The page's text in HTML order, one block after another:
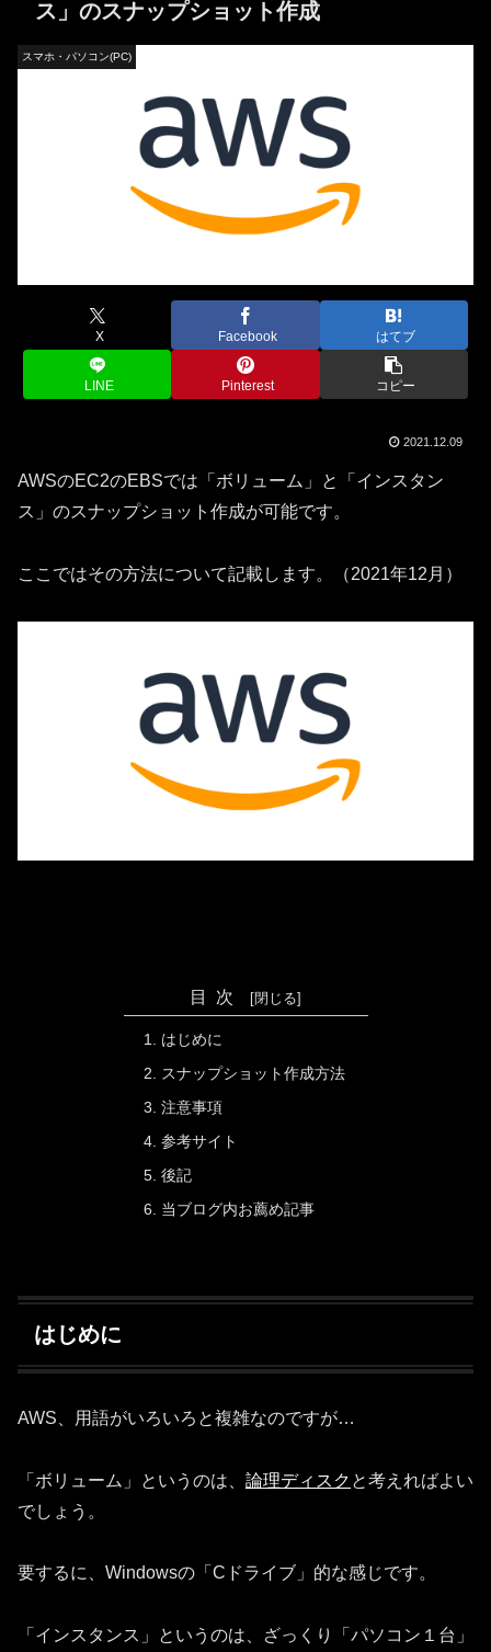
ス」のスナップショット作成
スマホ・パソコン(PC)
X Facebook はてブ
LINE Pinterest コピー
2021.12.09
AWSのEC2のEBSでは「ボリューム」と「インスタン
ス」のスナップショット作成が可能です。
ここではその方法について記載します。（2021年12月）
目次
はじめに
スナップショット作成方法
注意事項
参考サイト
後記
当ブログ内お薦め記事
はじめに
AWS、用語がいろいろと複雑なのですが…
「ボリューム」というのは、 論理ディスク と考えればよい
でしょう。
要するに、Windowsの「Cドライブ」的な感じです。
「インスタンス」というのは、ざっくり「パソコン１台」